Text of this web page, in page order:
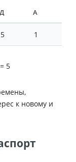
Д А
5 1
5
к новому и